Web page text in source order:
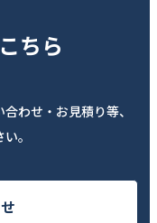
ちら
わせ・お見積り等、
。